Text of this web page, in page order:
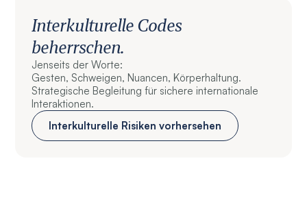
Interkulturelle Codes
beherrschen.
Jenseits der Worte:
Gesten, Schweigen, Nuancen, Körperhaltung.
Strategische Begleitung für sichere internationale
Interaktionen.
Interkulturelle Risiken vorhersehen